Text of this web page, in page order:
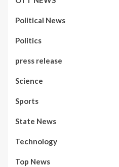
Political News
Politics
press release
Science
Sports
State News
Technology
Top News